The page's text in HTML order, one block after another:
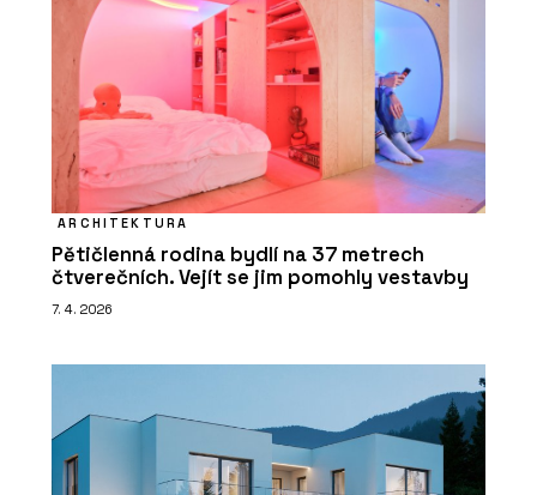
ARCHITEKTURA
Pětičlenná rodina bydlí na 37 metrech
čtverečních. Vejít se jim pomohly vestavby
7. 4. 2026